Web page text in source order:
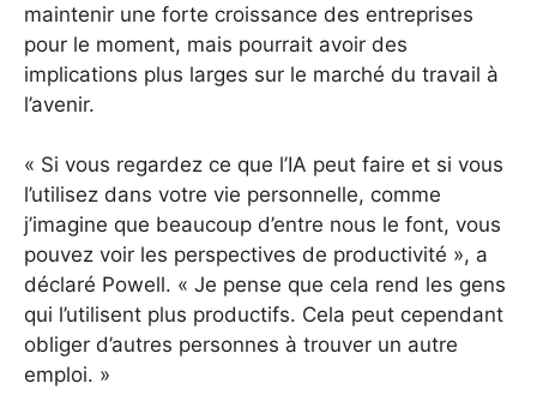
maintenir une forte croissance des entreprises
pour le moment, mais pourrait avoir des
implications plus larges sur le marché du travail à
l’avenir.
« Si vous regardez ce que l’IA peut faire et si vous
l’utilisez dans votre vie personnelle, comme
j’imagine que beaucoup d’entre nous le font, vous
pouvez voir les perspectives de productivité », a
déclaré Powell. « Je pense que cela rend les gens
qui l’utilisent plus productifs. Cela peut cependant
obliger d’autres personnes à trouver un autre
emploi. »